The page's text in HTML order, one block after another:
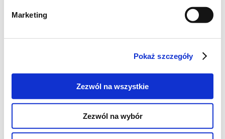
Marketing
Pokaż szczegóły
Zezwól na wszystkie
Zezwól na wybór
wiaderka
1 szklanka cukru
1 łyżka mąki ziemniaczanej
Składniki z ciasto czekoladowe dokładnie
zmiksować, wylać na blaszkę wyłożona